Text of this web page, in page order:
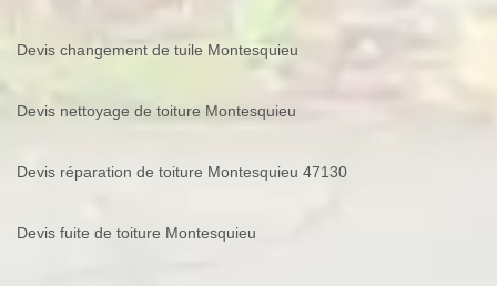
Devis changement de tuile Montesquieu
Devis nettoyage de toiture Montesquieu
Devis réparation de toiture Montesquieu 47130
Devis fuite de toiture Montesquieu